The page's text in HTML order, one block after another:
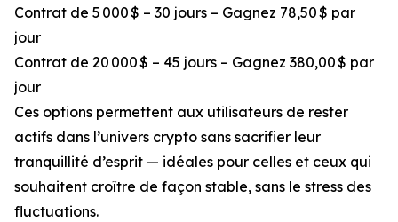
Contrat de 5 000 $ – 30 jours – Gagnez 78,50 $ par
jour
Contrat de 20 000 $ – 45 jours – Gagnez 380,00 $ par
jour
Ces options permettent aux utilisateurs de rester
actifs dans l’univers crypto sans sacrifier leur
tranquillité d’esprit — idéales pour celles et ceux qui
souhaitent croître de façon stable, sans le stress des
fluctuations.